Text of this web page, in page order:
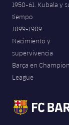
1950-61. Kubala y
tiempo
1899-1909.
Nacimiento y
supervivencia
Barça en
League